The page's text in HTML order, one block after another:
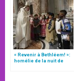
« Revenir à Bethléem! »:
homélie de la nuit de
Noël (texte complet)